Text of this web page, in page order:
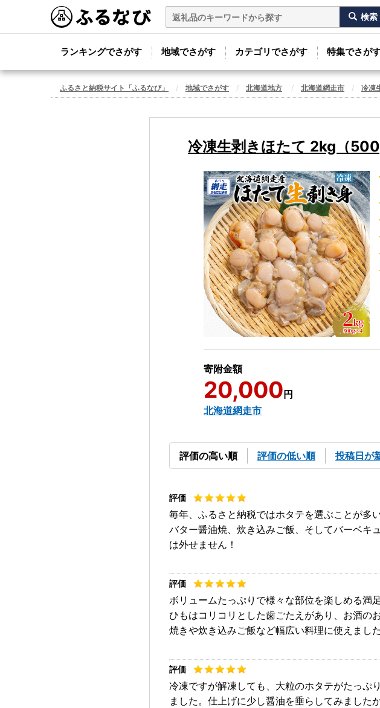
ランキングでさがす 地域でさがす カテゴリでさがす 特集でさが
ふるさと納税サイト「ふるなび」 地域でさがす 北海道地方 北海道網走市 冷凍
冷凍生剥きほたて 2kg（
寄附金額
20,000 円
北海道網走市
評価の高い順 評価の低い順 投稿日が
毎年、ふるさと納税ではホタテを選ぶことが多
バター醤油焼、炊き込みご飯、そしてバーベキ
は外せません！
ボリュームたっぷりで様々な部位を楽しめる満
ひもはコリコリとした歯ごたえがあり、お酒の
焼きや炊き込みご飯など幅広い料理に使えました
冷凍ですが解凍しても、大粒のホタテがたっぷ
ました。仕上げに少し醤油を垂らしてみました